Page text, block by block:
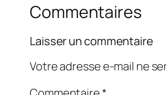
Commentaires
Laisser un commentaire
Votre adresse e-mail ne